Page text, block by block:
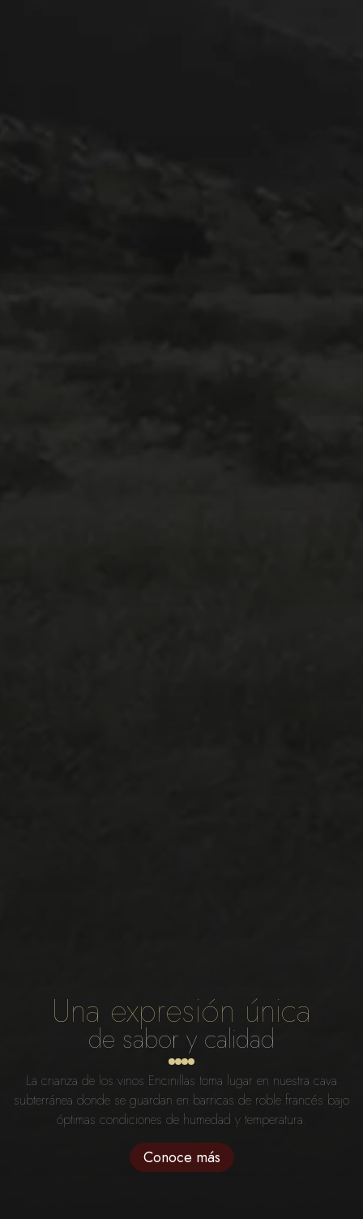
Una expresión única
de sabor y calidad
La crianza de los vinos Encinillas toma lugar en nuestra cava
subterránea donde se guardan en barricas de roble francés bajo
óptimas condiciones de humedad y temperatura.
Conoce más